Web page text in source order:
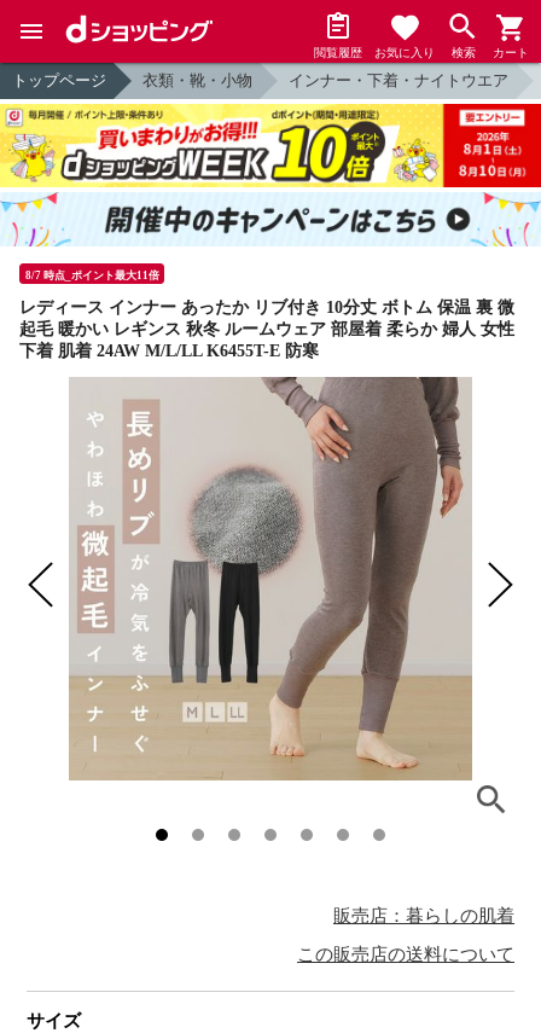
閲覧履歴 お気に入り 検索 カート
トップページ 衣類・靴・小物 インナー・下着・ナイトウエア
8/7 時点_ポイント最大11倍
レディース インナー あったか リブ付き 10分丈 ボトム 保温 裏 微
起毛 暖かい レギンス 秋冬 ルームウェア 部屋着 柔らか 婦人 女性
下着 肌着 24AW M/L/LL K6455T-E 防寒
販売店：暮らしの肌着
この販売店の送料について
サイズ